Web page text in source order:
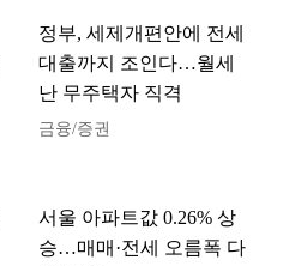
정부, 세제개편안에 전세
대출까지 조인다…월세
난 무주택자 직격
금융/증권
서울 아파트값 0.26% 상
승…매매·전세 오름폭 다